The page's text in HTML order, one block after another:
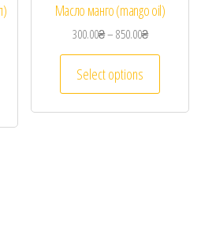
Масло манго (mango oil)
300.00₴–850.00₴
Select options